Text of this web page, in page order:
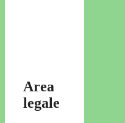
Area
legale